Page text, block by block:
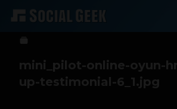
btriana 2 de febrero de 2024
mini_pilot-online-oyun-
up-testimonial-6_1.jpg